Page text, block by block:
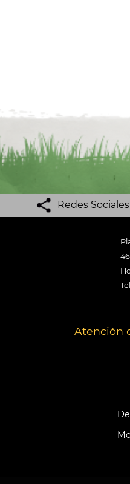
Redes Sociales
Atención